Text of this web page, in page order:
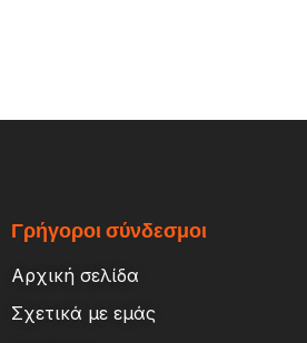
Γρήγοροι σύνδεσμοι
Αρχική σελίδα
Σχετικά με εμάς